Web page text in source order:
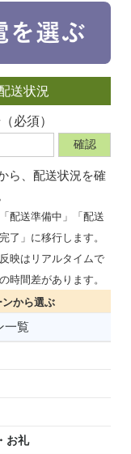
送状況
必須）
ら、 配送状況を確
配送準備中」「配送
了」に移行します。
映はリアルタイムで
時間差があります。
から選ぶ
一覧
お礼